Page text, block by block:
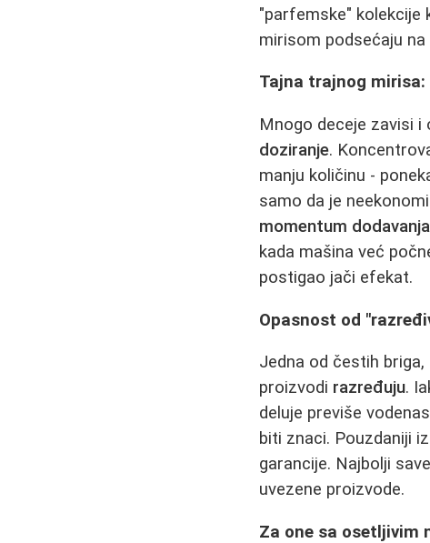
"parfemske"
mirisom podsećaju
Tajna trajnog
Mnogo deceje zavisi
doziranje.
manju količinu -
samo da je
momentum dodavanja
kada mašina već
postigao jači efekat.
Opasnost od
Jedna od čestih
proizvodi razređuju.
deluje previše
biti znaci. Pouzdaniji
garancije. Najbolji
uvezene proizvode.
Za one sa osetljivim